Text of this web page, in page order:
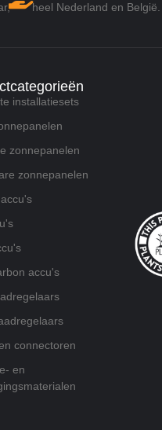
heel Nederland en België.
installatiesets
zonnepanelen
zonnepanelen
accu's
connectoren
en